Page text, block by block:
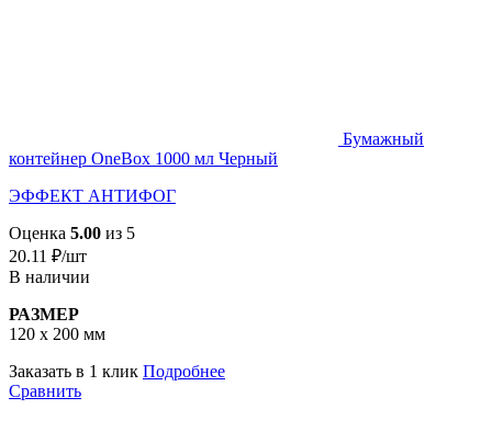
Бумажный
контейнер OneBox 1000 мл Черный
ЭФФЕКТ АНТИФОГ
Оценка 5.00 из 5
20.11 ₽/шт
В наличии
РАЗМЕР
120 х 200 мм
Заказать в 1 клик Подробнее
Сравнить